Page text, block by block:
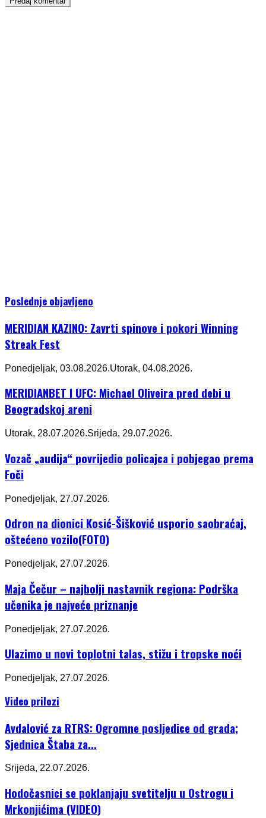
Poslednje objavljeno
MERIDIAN KAZINO: Zavrti spinove i pokori Winning
Streak Fest
Ponedjeljak, 03.08.2026.Utorak, 04.08.2026.
MERIDIANBET I UFC: Michael Oliveira pred debi u
Beogradskoj areni
Utorak, 28.07.2026.Srijeda, 29.07.2026.
Vozač „audija“ povrijedio policajca i pobjegao prema
Foči
Ponedjeljak, 27.07.2026.
Odron na dionici Kosić-Šišković usporio saobraćaj,
oštećeno vozilo(FOTO)
Ponedjeljak, 27.07.2026.
Maja Čečur – najbolji nastavnik regiona: Podrška
učenika je najveće priznanje
Ponedjeljak, 27.07.2026.
Ulazimo u novi toplotni talas, stižu i tropske noći
Ponedjeljak, 27.07.2026.
Video prilozi
Avdalović za RTRS: Ogromne posljedice od grada;
Sjednica Štaba za...
Srijeda, 22.07.2026.
Hodočasnici se poklanjaju svetitelju u Ostrogu i
Mrkonjićima (VIDEO)